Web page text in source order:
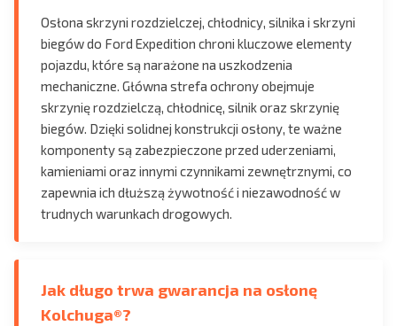
Osłona skrzyni rozdzielczej, chłodnicy, silnika i skrzyni
biegów do Ford Expedition chroni kluczowe elementy
pojazdu, które są narażone na uszkodzenia
mechaniczne. Główna strefa ochrony obejmuje
skrzynię rozdzielczą, chłodnicę, silnik oraz skrzynię
biegów. Dzięki solidnej konstrukcji osłony, te ważne
komponenty są zabezpieczone przed uderzeniami,
kamieniami oraz innymi czynnikami zewnętrznymi, co
zapewnia ich dłuższą żywotność i niezawodność w
trudnych warunkach drogowych.
Jak długo trwa gwarancja na osłonę
Kolchuga®?